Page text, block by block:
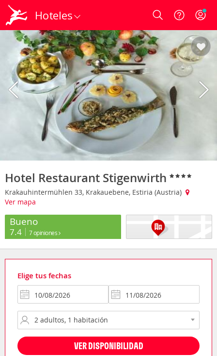
Hoteles Login
Hotel Restaurant Stigenwirth
Krakauhintermühlen 33, Krakauebene, Estiria (Austria)
Ver mapa
Bueno
7.4 7 opiniones
Elige tus fechas
VER DISPONIBILIDAD